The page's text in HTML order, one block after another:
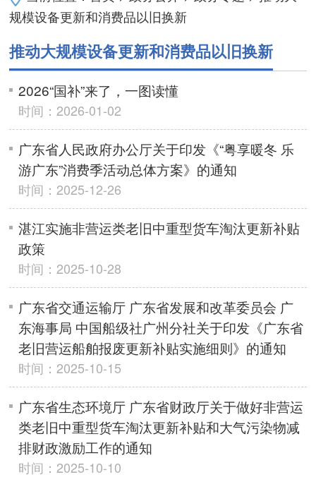
规模设备更新和消费品以旧换新
推动大规模设备更新和消费品以旧换新
2026“国补”来了，一图读懂
时间：2026-01-02
广东省人民政府办公厅关于印发《“粤享暖冬 乐
游广东”消费季活动总体方案》的通知
时间：2025-12-26
湛江实施非营运类老旧中重型货车淘汰更新补贴
政策
时间：2025-10-28
广东省交通运输厅 广东省发展和改革委员会 广
东海事局 中国船级社广州分社关于印发《广东省
老旧营运船舶报废更新补贴实施细则》的通知
时间：2025-10-15
广东省生态环境厅 广东省财政厅关于做好非营运
类老旧中重型货车淘汰更新补贴和大气污染物减
排财政激励工作的通知
时间：2025-10-10